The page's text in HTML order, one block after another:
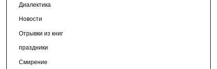
Диалектика
Новости
Отрывки из книг
праздники
Смирение